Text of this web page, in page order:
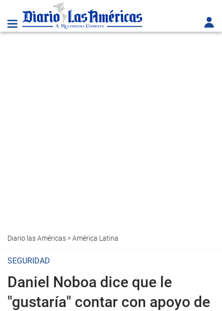
Diario las Américas>América Latina
SEGURIDAD
Daniel Noboa dice que le
"gustaría" contar con apoyo de